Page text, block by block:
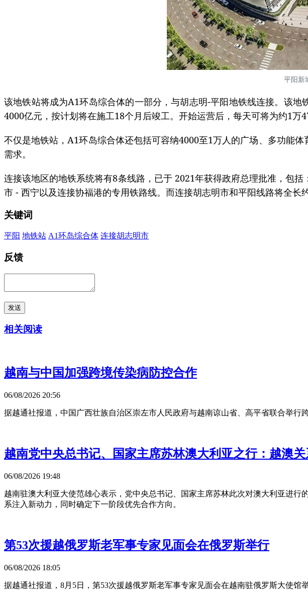
平阳新
该地铁站将成为A1环岛综合体的一部分，与胡志明-平阳地铁线连接。该
4000亿元，按计划将在施工18个月后竣工。开始运营后，每天可将为约1万
不仅是地铁站，A1环岛综合体还包括可容纳4000至1万人的广场、多功能
需求。
连接该地区的地铁系统将有8条线路，已于 2021年获得政府总理批准，包
市 - 西宁以及连接协福港的专用铁路线。而连接胡志明市和平阳线路将全长
关键词
平阳 地铁站 A1环岛综合体 连接胡志明市
反馈
发送
相关阅读
越南与中国加强跨境传染病防控合作
06/08/2026 20:56
据越通社报道，中国广西壮族自治区崇左市人民政府与越南谅山省、高平省联合举行
越南党中央总书记、国家主席苏林澳大利亚之行：越澳
06/08/2026 19:48
越南驻澳大利亚大使范雄心表示，党中央总书记、国家主席苏林此次对澳大利亚进
系注入新动力，同时确定下一阶段优先合作方向。
第53次援越俄罗斯老军事专家见面会在俄罗斯举行
06/08/2026 18:05
据越通社报道，8月5日，第53次援越俄罗斯老军事专家见面会在越南驻俄罗斯大使馆举